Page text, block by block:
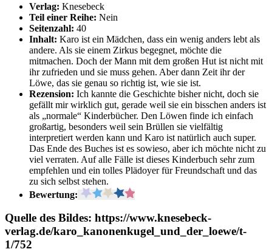
Verlag: Knesebeck
Teil einer Reihe: Nein
Seitenzahl: 40
Inhalt: Karo ist ein Mädchen, dass ein wenig anders lebt als
andere. Als sie einem Zirkus begegnet, möchte die
mitmachen. Doch der Mann mit dem großen Hut ist nicht mit
ihr zufrieden und sie muss gehen. Aber dann Zeit ihr der
Löwe, das sie genau so richtig ist, wie sie ist.
Rezension: Ich kannte die Geschichte bisher nicht, doch sie
gefällt mir wirklich gut, gerade weil sie ein bisschen anders ist
als „normale“ Kinderbücher. Den Löwen finde ich einfach
großartig, besonders weil sein Brüllen sie vielfältig
interpretiert werden kann und Karo ist natürlich auch super.
Das Ende des Buches ist es sowieso, aber ich möchte nicht zu
viel verraten. Auf alle Fälle ist dieses Kinderbuch sehr zum
empfehlen und ein tolles Plädoyer für Freundschaft und das
zu sich selbst stehen.
Bewertung:
Quelle des Bildes: https://www.knesebeck-
verlag.de/karo_kanonenkugel_und_der_loewe/t-
1/752